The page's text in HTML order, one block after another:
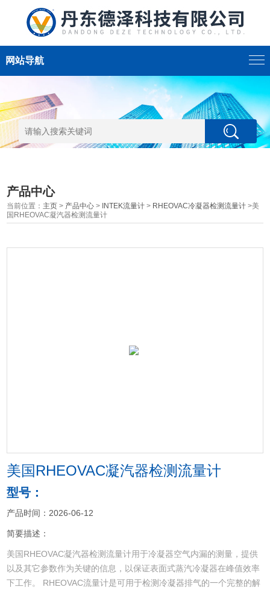
网站导航
产品中心
当前位置： 主页 > 产品中心 > INTEK流量计 > RHEOVAC冷凝器检测流量计 >美
国RHEOVAC凝汽器检测流量计
美国RHEOVAC凝汽器检测流量计
型号：
产品时间：2026-06-12
简要描述：
美国RHEOVAC凝汽器检测流量计用于冷凝器空气内漏的测量，提供
以及其它参数作为关键的信息，以保证表面式蒸汽冷凝器在峰值效率
下工作。 RHEOVAC流量计是可用于检测冷凝器排气的一个完整的解